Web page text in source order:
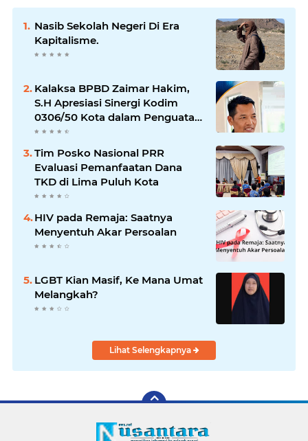
Nasib Sekolah Negeri Di Era
Kapitalisme.
Kalaksa BPBD Zaimar Hakim,
S.H Apresiasi Sinergi Kodim
0306/50 Kota dalam Penguatan
Mitigasi dan Penanganan
Bencana
Tim Posko Nasional PRR
Evaluasi Pemanfaatan Dana
TKD di Lima Puluh Kota
HIV pada Remaja: Saatnya
Menyentuh Akar Persoalan
LGBT Kian Masif, Ke Mana Umat
Melangkah?
Lihat Selengkapnya